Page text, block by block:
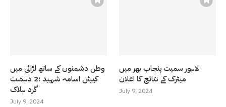
وطن دشمنوں کے ساتھ لڑائی میں
کیپٹن اسامہ شہید ؛2 دہشت
گرد ہلاک
July 9, 2024
لاہور سمیت پنجاب بھر میں
میٹرک کے نتائج کا اعلان
July 9, 2024